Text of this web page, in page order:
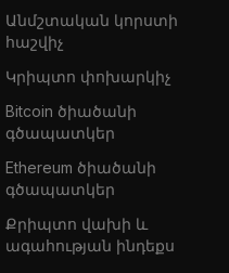
Անմշտական կորստի
հաշվիչ
Կրիպտո փոխարկիչ
Bitcoin ծիածանի
գծապատկեր
Ethereum ծիածանի
գծապատկեր
Քրիպտո վախի և
ագահության ինդեքս